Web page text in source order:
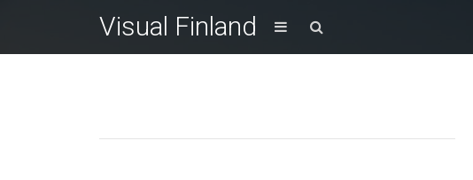
Visual Finland